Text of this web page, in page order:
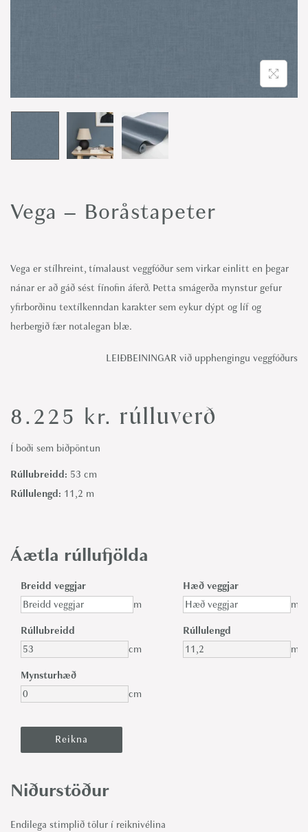
Vega – Boråstapeter
8.225 kr. rúlluverð
Vega er stílhreint, tímalaust veggfóður sem virkar einlitt en þegar
nánar er að gáð sést fínofin áferð. Þetta smágerða mynstur gefur
yfirborðinu textílkenndan karakter sem eykur dýpt og líf og
herbergið fær notalegan blæ.
LEIÐBEININGAR við upphengingu veggfóðurs
Í boði sem biðpöntun
Rúllubreidd: 53 cm
Rúllulengd: 11,2 m
Áætla rúllufjölda
Breidd veggjar
m
Hæð veggjar
m
Rúllubreidd
cm
Rúllulengd
m
Mynsturhæð
cm
Niðurstöður
Endilega stimplið tölur í reiknivélina